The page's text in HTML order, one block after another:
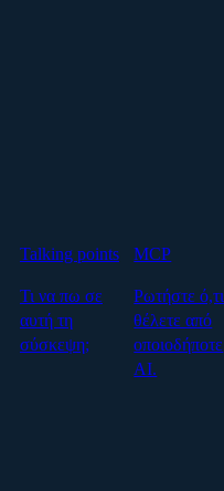
Talking points
Τι να πω σε
αυτή τη
σύσκεψη;
MCP
Ρωτήστε ό,τι
θέλετε από
οποιοδήποτε
AI.